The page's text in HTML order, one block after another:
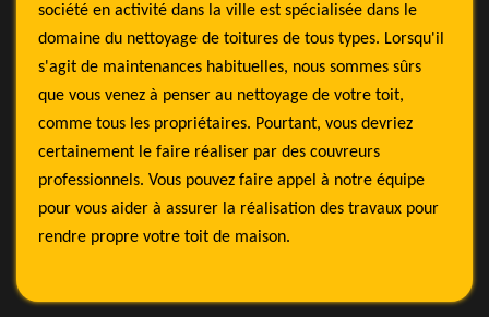
société en activité dans la ville est spécialisée dans le
domaine du nettoyage de toitures de tous types. Lorsqu'il
s'agit de maintenances habituelles, nous sommes sûrs
que vous venez à penser au nettoyage de votre toit,
comme tous les propriétaires. Pourtant, vous devriez
certainement le faire réaliser par des couvreurs
professionnels. Vous pouvez faire appel à notre équipe
pour vous aider à assurer la réalisation des travaux pour
rendre propre votre toit de maison.